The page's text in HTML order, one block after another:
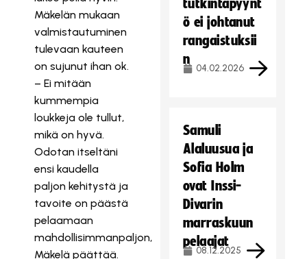
Mäkelän mukaan
valmistautuminen
tulevaan kauteen
on sujunut ihan ok.
– Ei mitään
kummempia
loukkeja ole tullut,
mikä on hyvä.
Odotan itseltäni
ensi kaudella
paljon kehitystä ja
tavoite on päästä
pelaamaan
mahdollisimmanpaljon,
Mäkelä päättää.
tutkintapyynt
ö ei johtanut
rangaistuksii
n
04.02.2026
Samuli
Alaluusua ja
Sofia Holm
ovat Inssi-
Divarin
marraskuun
pelaajat
08.12.2025